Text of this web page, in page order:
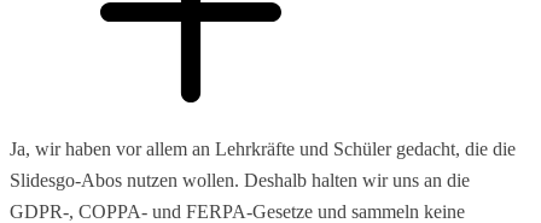
Ja, wir haben vor allem an Lehrkräfte und Schüler gedacht, die die
Slidesgo-Abos nutzen wollen. Deshalb halten wir uns an die
GDPR-, COPPA- und FERPA-Gesetze und sammeln keine